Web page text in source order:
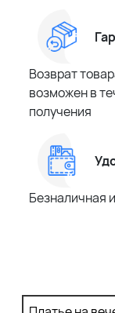
Возврат
возможен в
получения
Безналичная